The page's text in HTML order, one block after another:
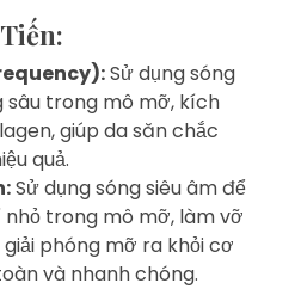
Sử dụng sóng
sâu trong mô mỡ, kích
giúp da săn chắc
quả.
Sử dụng sóng siêu âm để
trong mô mỡ, làm vỡ
phóng mỡ ra khỏi cơ
và nhanh chóng.